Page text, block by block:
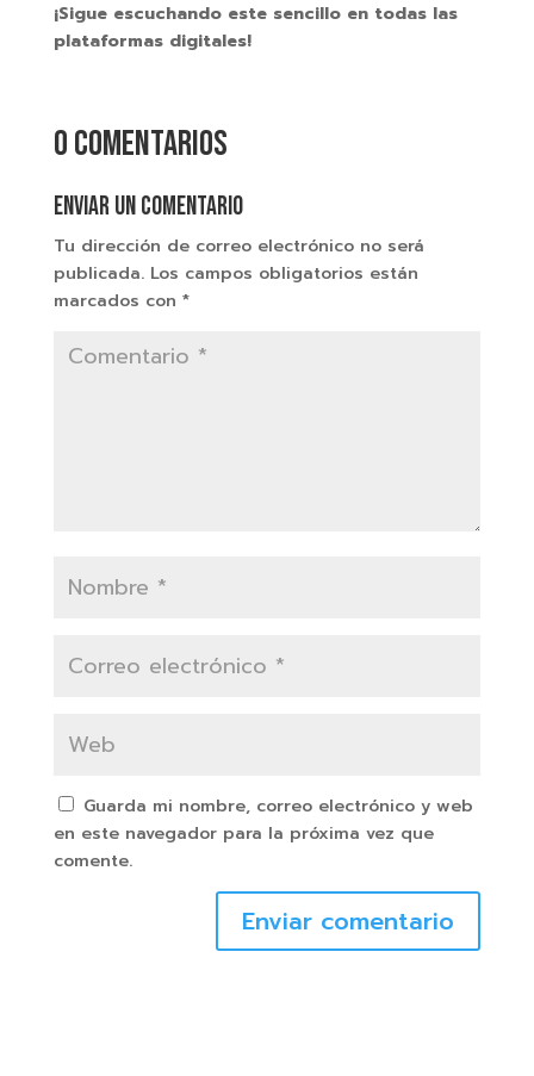
¡Sigue escuchando este sencillo en todas las
plataformas digitales!
0 comentarios
Enviar un comentario
Tu dirección de correo electrónico no será
publicada. Los campos obligatorios están
marcados con *
Guarda mi nombre, correo electrónico y web
en este navegador para la próxima vez que
comente.
Enviar comentario